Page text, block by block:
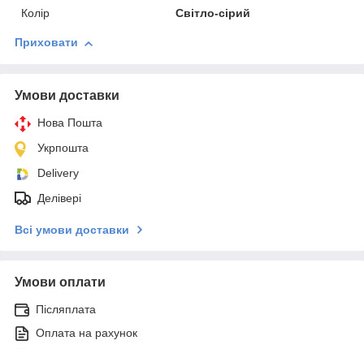
Колір
Світло-сірий
Приховати
Умови доставки
Нова Пошта
Укрпошта
Delivery
Делівері
Всі умови доставки
Умови оплати
Післяплата
Оплата на рахунок